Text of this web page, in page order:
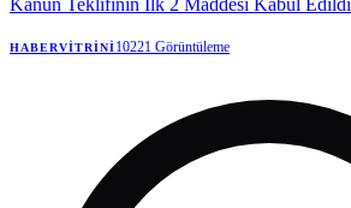
Kanun Teklifinin İlk 2 Maddesi Kabul Edildi
HABERVITRINI10221 Görüntüleme